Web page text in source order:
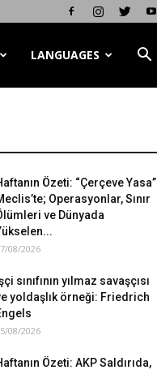
LANGUAGES
Özeti: “Çerçeve Yasa”
Operasyonlar, Sınır
ve Dünyada
08/2026
sınıfının yılmaz savaşçısı
yoldaşlık örneği: Friedrich
08/2026
Özeti: AKP Saldırıda,